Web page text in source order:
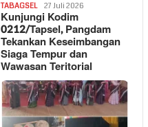
TABAGSEL 27 Juli 2026
Kunjungi Kodim
0212/Tapsel, Pangdam
Tekankan Keseimbangan
Siaga Tempur dan
Wawasan Teritorial